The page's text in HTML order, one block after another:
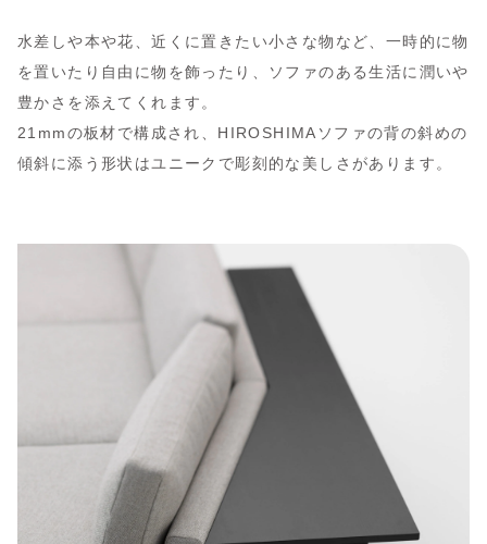
水差しや本や花、近くに置きたい小さな物など、一時的に物
を置いたり自由に物を飾ったり、ソファのある生活に潤いや
豊かさを添えてくれます。
21mmの板材で構成され、HIROSHIMAソファの背の斜めの
傾斜に添う形状はユニークで彫刻的な美しさがあります。